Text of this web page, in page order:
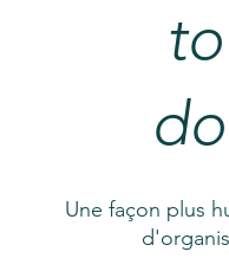
Une façon plus